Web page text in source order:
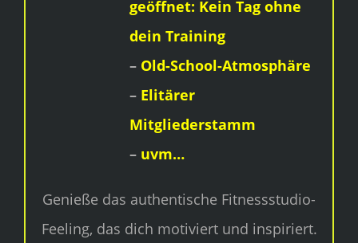
geöffnet: Kein Tag ohne
dein Training
– Old-School-Atmosphäre
– Elitärer
Mitgliederstamm
– uvm…
Genieße das authentische Fitnessstudio-
Feeling, das dich motiviert und inspiriert.